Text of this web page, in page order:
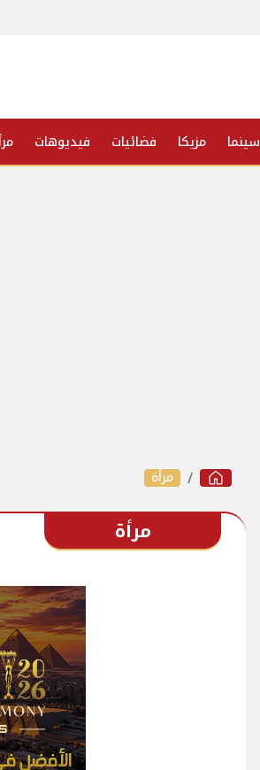
سينما مزيكا فضائيات فيديوهات
مرأة
مرأة